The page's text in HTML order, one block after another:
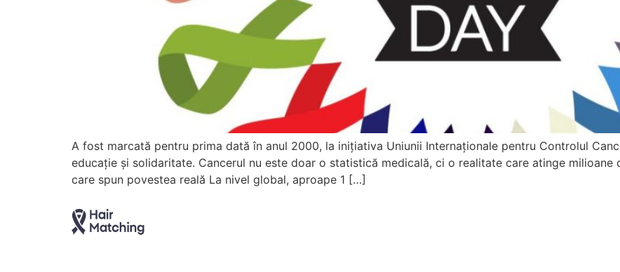
A fost marcată pentru prima dată în anul 2000, la inițiativa Uniunii Internaționale pentru Controlul
educație și solidaritate. Cancerul nu este doar o statistică medicală, ci o realitate care atinge milioane
care spun povestea reală La nivel global, aproape 1 […]